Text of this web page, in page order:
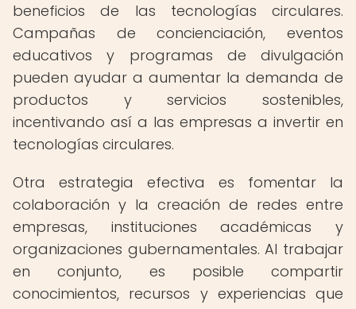
beneficios de las tecnologías circulares.
Campañas de concienciación, eventos
educativos y programas de divulgación
pueden ayudar a aumentar la demanda de
productos y servicios sostenibles,
incentivando así a las empresas a invertir en
tecnologías circulares.
Otra estrategia efectiva es fomentar la
colaboración y la creación de redes entre
empresas, instituciones académicas y
organizaciones gubernamentales. Al trabajar
en conjunto, es posible compartir
conocimientos, recursos y experiencias que